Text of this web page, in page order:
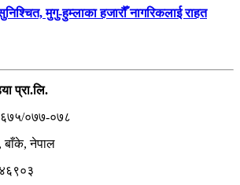
मुगु-हुम्लाका हजारौँ नागरिकलाई राहत
प्रा.लि.
०७७-०७८
बाँके, नेपाल